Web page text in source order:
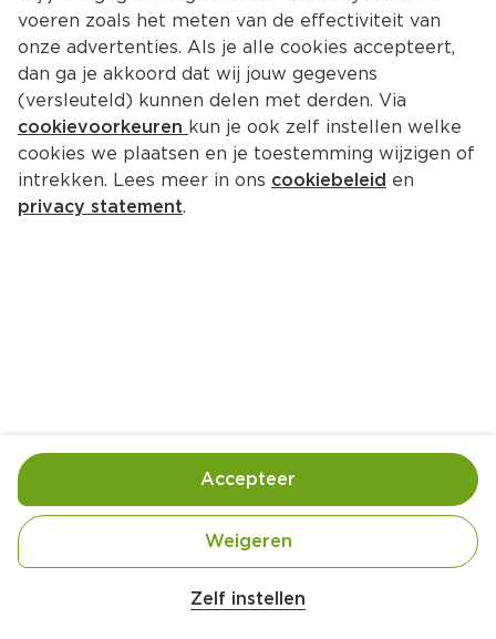
Ingrediënten Bereiding
voeren zoals het meten van de effectiviteit van
onze advertenties. Als je alle cookies accepteert,
dan ga je akkoord dat wij jouw gegevens
(versleuteld) kunnen delen met derden. Via
cookievoorkeuren kun je ook zelf instellen welke
cookies we plaatsen en je toestemming wijzigen of
intrekken. Lees meer in ons cookiebeleid en
privacy statement.
Zelf instellen
Weigeren
Accepteer